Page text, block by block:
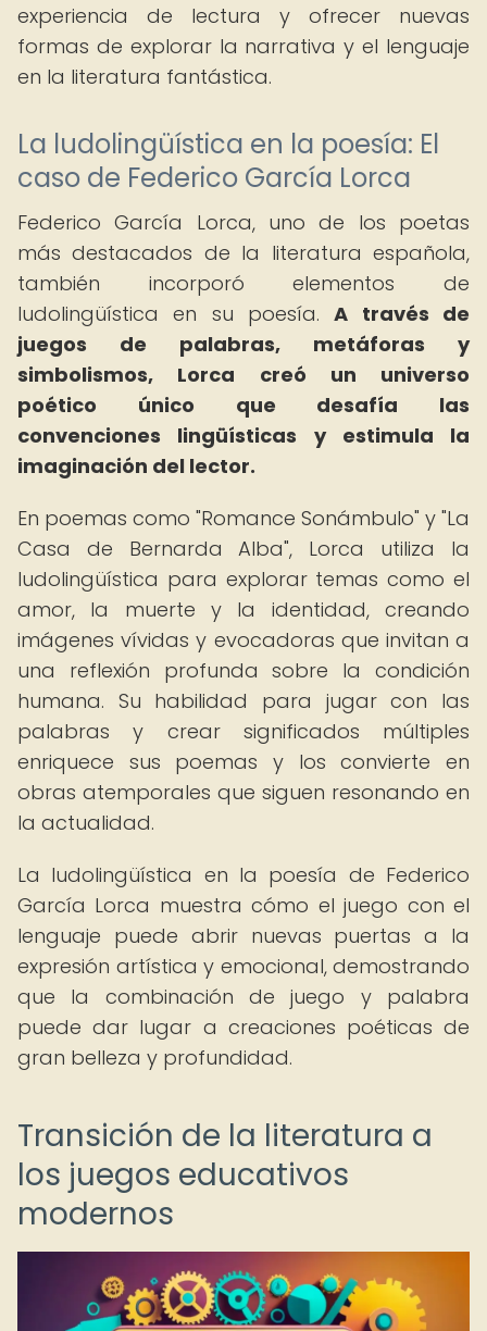
experiencia de lectura y ofrecer nuevas
formas de explorar la narrativa y el lenguaje
en la literatura fantástica.
La ludolingüística en la poesía: El
caso de Federico García Lorca
Federico García Lorca, uno de los poetas
más destacados de la literatura española,
también incorporó elementos de
ludolingüística en su poesía.A través de
juegos de palabras, metáforas y
simbolismos, Lorca creó un universo
poético único que desafía las
convenciones lingüísticas y estimula la
imaginación del lector.
En poemas como "Romance Sonámbulo" y "La
Casa de Bernarda Alba", Lorca utiliza la
ludolingüística para explorar temas como el
amor, la muerte y la identidad, creando
imágenes vívidas y evocadoras que invitan a
una reflexión profunda sobre la condición
humana. Su habilidad para jugar con las
palabras y crear significados múltiples
enriquece sus poemas y los convierte en
obras atemporales que siguen resonando en
la actualidad.
La ludolingüística en la poesía de Federico
García Lorca muestra cómo el juego con el
lenguaje puede abrir nuevas puertas a la
expresión artística y emocional, demostrando
que la combinación de juego y palabra
puede dar lugar a creaciones poéticas de
gran belleza y profundidad.
Transición de la literatura a
los juegos educativos
modernos